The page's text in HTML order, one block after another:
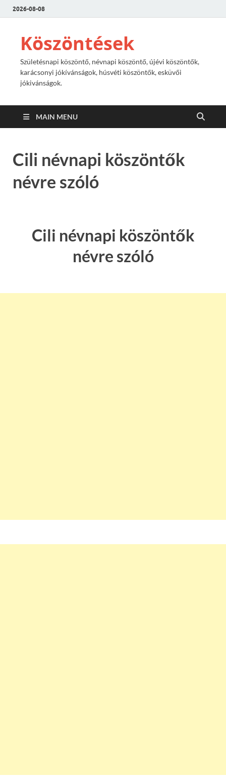
2026-08-08
Köszöntések
Születésnapi köszöntő, névnapi köszöntő, újévi köszöntők,
karácsonyi jókívánságok, húsvéti köszöntők, esküvői
jókivánságok.
MAIN MENU
Cili névnapi köszöntők
névre szóló
Cili névnapi köszöntők
névre szóló